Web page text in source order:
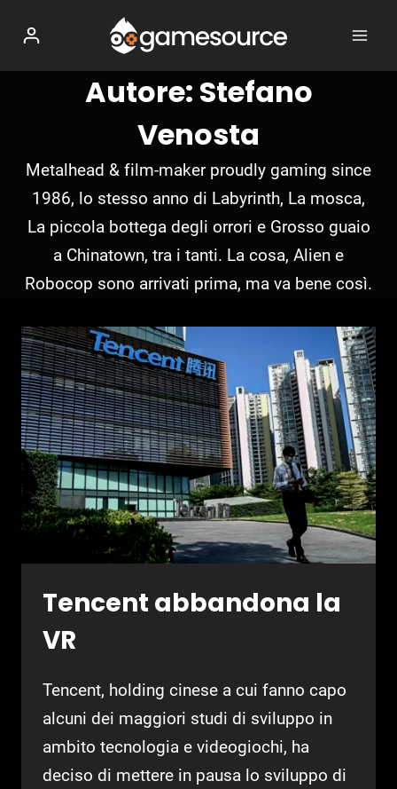
contenuto
Autore: Stefano
Venosta
Metalhead & film-maker proudly gaming since
1986, lo stesso anno di Labyrinth, La mosca,
La piccola bottega degli orrori e Grosso guaio
a Chinatown, tra i tanti. La cosa, Alien e
Robocop sono arrivati prima, ma va bene così.
Tencent abbandona la
VR
Tencent, holding cinese a cui fanno capo
alcuni dei maggiori studi di sviluppo in
ambito tecnologia e videogiochi, ha
deciso di mettere in pausa lo sviluppo di